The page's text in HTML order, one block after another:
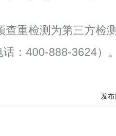
查重检测为第三方检
：400-888-3624）
发